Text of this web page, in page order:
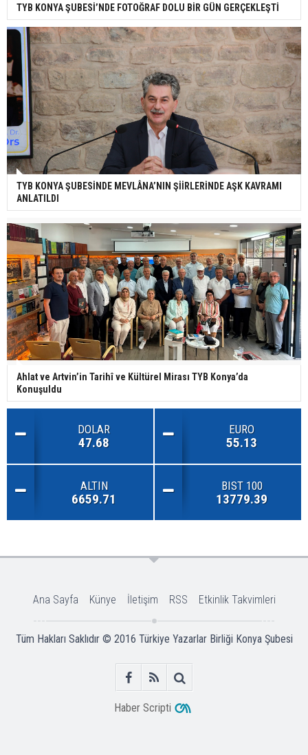
TYB KONYA ŞUBESİ’NDE FOTOĞRAF DOLU BİR GÜN GERÇEKLEŞTİ
TYB KONYA ŞUBESİNDE MEVLÂNA’NIN ŞİİRLERİNDE AŞK KAVRAMI
ANLATILDI
Ahlat ve Artvin’in Tarihî ve Kültürel Mirası TYB Konya’da
Konuşuldu
DOLAR
47.68
EURO
55.13
ALTIN
6659.71
BIST 100
13779.39
Ana Sayfa Künye İletişim RSS Etkinlik Takvimleri
Tüm Hakları Saklıdır © 2016 Türkiye Yazarlar Birliği Konya Şubesi
Haber Scripti